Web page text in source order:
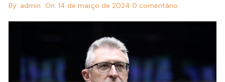
By: admin On:14 de março de 2024 0 comentário